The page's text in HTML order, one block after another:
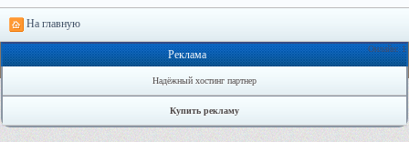
На главную
Онлайн: 1
Реклама
Надёжный хостинг партнер
Купить рекламу